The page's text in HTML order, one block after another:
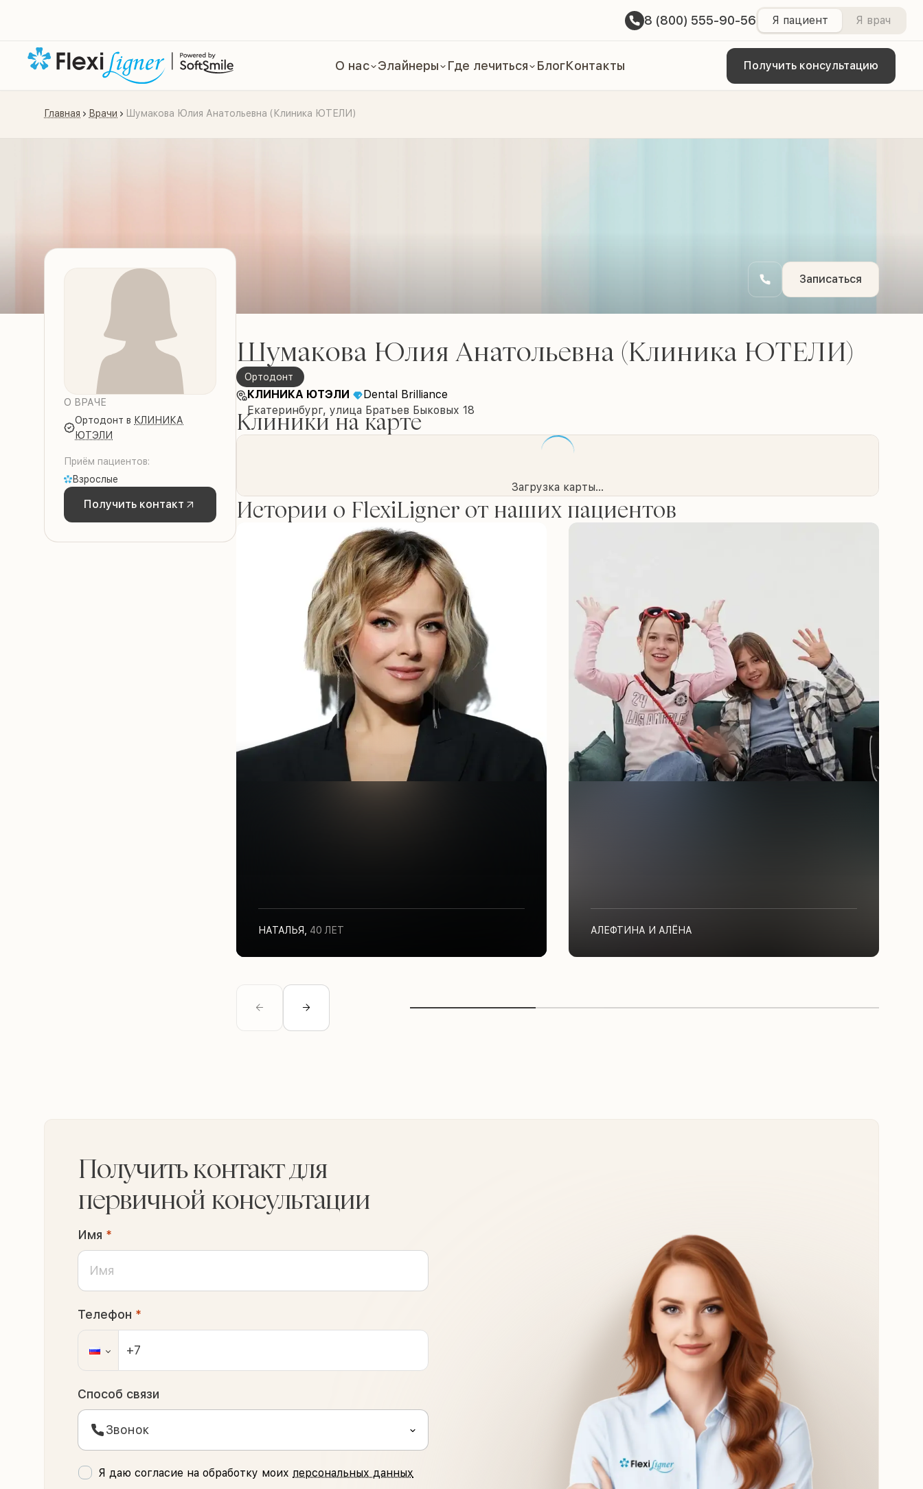
8 (800) 555-90-56 Я пациент Я врач
О нас Элайнеры Где лечиться БлогКонтакты Получить консультацию
Главная Врачи Шумакова Юлия Анатольевна (Клиника ЮТЕЛИ)
Записаться
О ВРАЧЕ
Ортодонт в КЛИНИКА
ЮТЭЛИ
Приём пациентов:
Взрослые
Получить контакт
Шумакова Юлия Анатольевна (Клиника ЮТЕЛИ)
Ортодонт
КЛИНИКА ЮТЭЛИ
Dental Brilliance
Екатеринбург, улица Братьев Быковых 18
Клиники на карте
Загрузка карты...
Истории о FlexiLigner от наших пациентов
НАТАЛЬЯ 40 ЛЕТ АЛЕФТИНА И АЛЁНА
Получить контакт для
первичной консультации
Имя *
Телефон *
Способ связи
Звонок
Я даю согласие на обработку моих персональных данных